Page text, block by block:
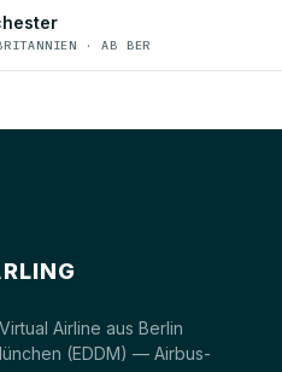
· AB BER
Airline aus Berlin
(EDDM) — Airbus-